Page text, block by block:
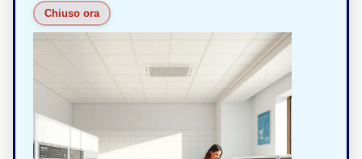
Chiuso ora